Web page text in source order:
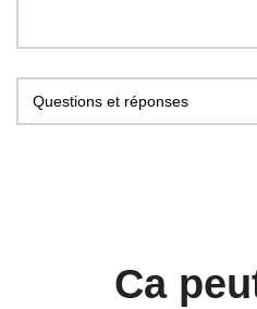
Questions et réponses
Ca